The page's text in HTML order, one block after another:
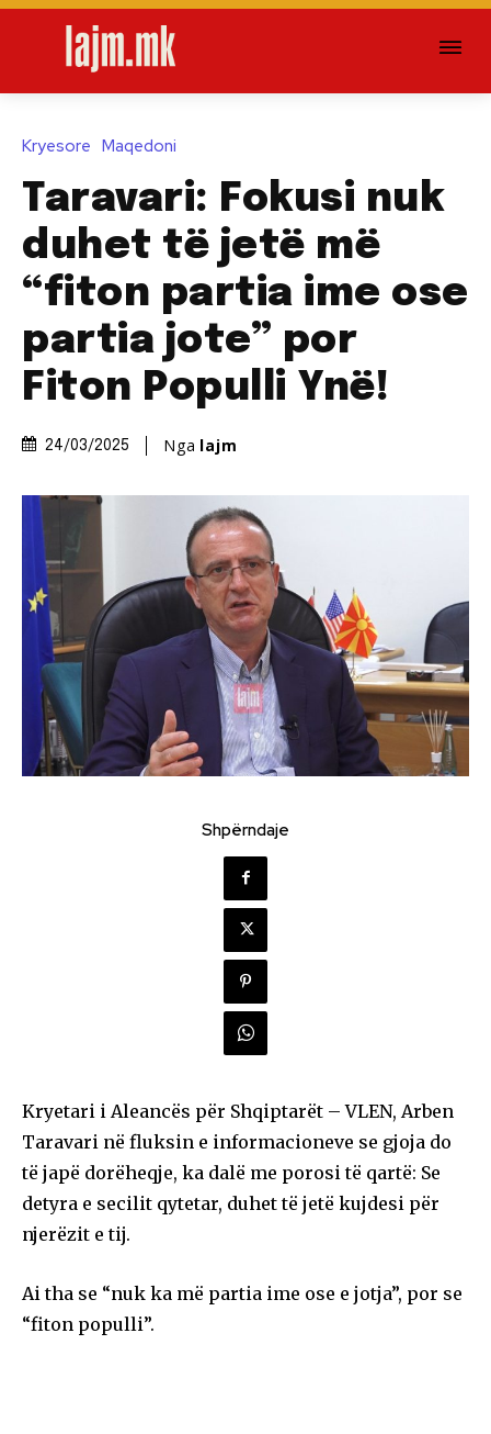
Kryesore Maqedoni
Taravari: Fokusi nuk
duhet të jetë më
“fiton partia ime ose
partia jote” por
Fiton Populli Ynë!
24/03/2025 Nga lajm
Shpërndaje
Kryetari i Aleancës për Shqiptarët – VLEN, Arben
Taravari në fluksin e informacioneve se gjoja do
të japë dorëheqje, ka dalë me porosi të qartë: Se
detyra e secilit qytetar, duhet të jetë kujdesi për
njerëzit e tij.
Ai tha se “nuk ka më partia ime ose e jotja”, por se
“fiton populli”.